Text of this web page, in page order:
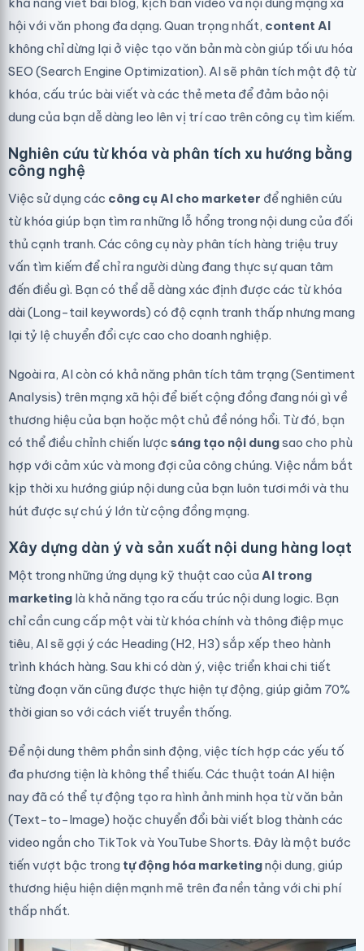
hội với văn phong đa dạng. Quan trọng nhất, content AI
không chỉ dừng lại ở việc tạo văn bản mà còn giúp tối ưu hóa
SEO (Search Engine Optimization). AI sẽ phân tích mật độ từ
khóa, cấu trúc bài viết và các thẻ meta để đảm bảo nội
dung của bạn dễ dàng leo lên vị trí cao trên công cụ tìm kiếm.
Nghiên cứu từ khóa và phân tích xu hướng bằng
công nghệ
Việc sử dụng các công cụ AI cho marketer để nghiên cứu
từ khóa giúp bạn tìm ra những lỗ hổng trong nội dung của đối
thủ cạnh tranh. Các công cụ này phân tích hàng triệu truy
vấn tìm kiếm để chỉ ra người dùng đang thực sự quan tâm
đến điều gì. Bạn có thể dễ dàng xác định được các từ khóa
dài (Long-tail keywords) có độ cạnh tranh thấp nhưng mang
lại tỷ lệ chuyển đổi cực cao cho doanh nghiệp.
Ngoài ra, AI còn có khả năng phân tích tâm trạng (Sentiment
Analysis) trên mạng xã hội để biết cộng đồng đang nói gì về
thương hiệu của bạn hoặc một chủ đề nóng hổi. Từ đó, bạn
có thể điều chỉnh chiến lược sáng tạo nội dungsao cho phù
hợp với cảm xúc và mong đợi của công chúng. Việc nắm bắt
kịp thời xu hướng giúp nội dung của bạn luôn tươi mới và thu
hút được sự chú ý lớn từ cộng đồng mạng.
Xây dựng dàn ý và sản xuất nội dung hàng loạt
Một trong những ứng dụng kỹ thuật cao của AI trong
marketing là khả năng tạo ra cấu trúc nội dung logic. Bạn
chỉ cần cung cấp một vài từ khóa chính và thông điệp mục
tiêu, AI sẽ gợi ý các Heading (H2, H3) sắp xếp theo hành
trình khách hàng. Sau khi có dàn ý, việc triển khai chi tiết
từng đoạn văn cũng được thực hiện tự động, giúp giảm 70%
thời gian so với cách viết truyền thống.
Để nội dung thêm phần sinh động, việc tích hợp các yếu tố
đa phương tiện là không thể thiếu. Các thuật toán AI hiện
nay đã có thể tự động tạo ra hình ảnh minh họa từ văn bản
(Text-to-Image) hoặc chuyển đổi bài viết blog thành các
video ngắn cho TikTok và YouTube Shorts. Đây là một bước
tiến vượt bậc trong tự động hóa marketingnội dung, giúp
thương hiệu hiện diện mạnh mẽ trên đa nền tảng với chi phí
thấp nhất.